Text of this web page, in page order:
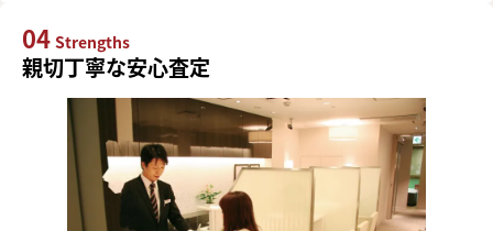
04 Strengths
親切丁寧な安心査定